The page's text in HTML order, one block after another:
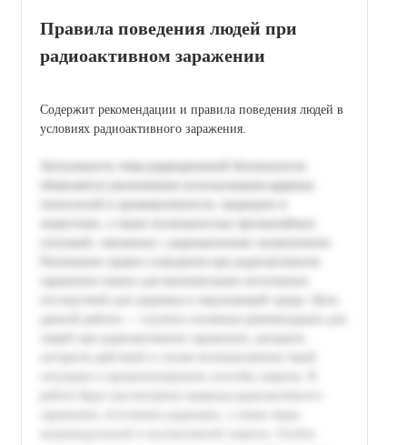
Правила поведения людей при
радиоактивном заражении
Содержит рекомендации и правила поведения людей в
условиях радиоактивного заражения.